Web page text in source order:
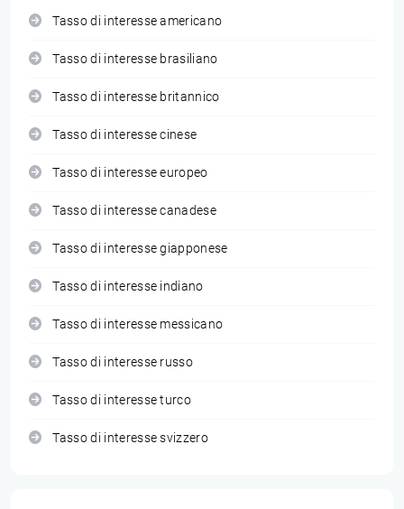
Tasso di interesse americano
Tasso di interesse brasiliano
Tasso di interesse britannico
Tasso di interesse cinese
Tasso di interesse europeo
Tasso di interesse canadese
Tasso di interesse giapponese
Tasso di interesse indiano
Tasso di interesse messicano
Tasso di interesse russo
Tasso di interesse turco
Tasso di interesse svizzero